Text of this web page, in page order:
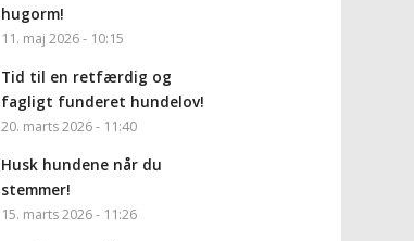
hugorm!
11. maj 2026 - 10:15
Tid til en retfærdig og
fagligt funderet hundelov!
20. marts 2026 - 11:40
Husk hundene når du
stemmer!
15. marts 2026 - 11:26